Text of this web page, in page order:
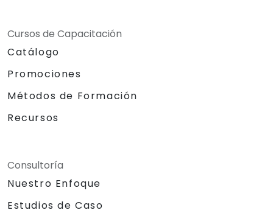
Cursos de Capacitación
Catálogo
Promociones
Métodos de Formación
Recursos
Consultoría
Nuestro Enfoque
Estudios de Caso